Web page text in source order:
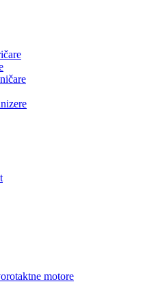
motore